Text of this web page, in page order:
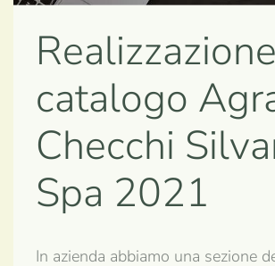
Realizzazione
catalogo
Checchi
Spa 2021
In azienda abbiamo una sezione